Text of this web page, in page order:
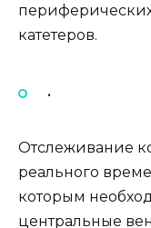
катетеров.
•
Отслеживание
реального
которым
центральные